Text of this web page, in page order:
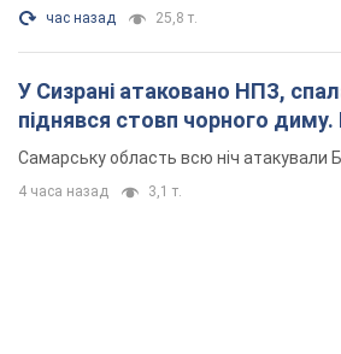
час назад 25,8 т.
У Сизрані атаковано НПЗ,
піднявся стовп чорного диму.
Самарську область всю ніч атакували
4 часа назад 3,1 т.